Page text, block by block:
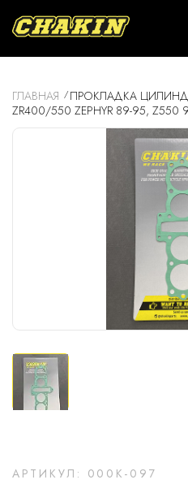
ГЛАВНАЯ
ПРОКЛАДКА
ZR400/550 ZEPHYR 89-95, Z550
АРТИКУЛ: 000K-097